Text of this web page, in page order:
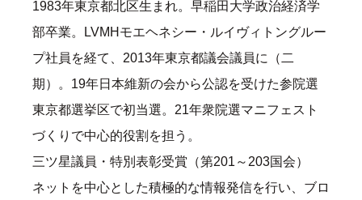
1983年東京都北区生まれ。早稲田大学政治経済学
部卒業。LVMHモエヘネシー・ルイヴィトングルー
プ社員を経て、2013年東京都議会議員に（二
期）。19年日本維新の会から公認を受けた参院選
東京都選挙区で初当選。21年衆院選マニフェスト
づくりで中心的役割を担う。
三ツ星議員・特別表彰受賞（第201～203国会）
ネットを中心とした積極的な情報発信を行い、ブロ